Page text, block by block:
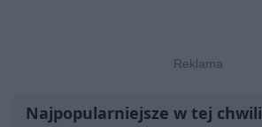
Najpopularniejsze w tej chwili